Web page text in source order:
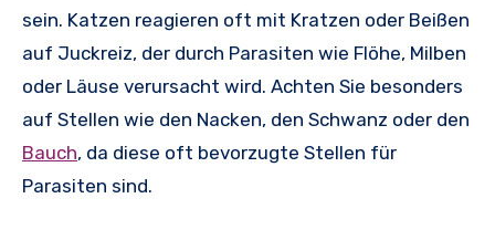
sein. Katzen reagieren oft mit Kratzen oder Beißen
auf Juckreiz, der durch Parasiten wie Flöhe, Milben
oder Läuse verursacht wird. Achten Sie besonders
auf Stellen wie den Nacken, den Schwanz oder den
Bauch, da diese oft bevorzugte Stellen für
Parasiten sind.